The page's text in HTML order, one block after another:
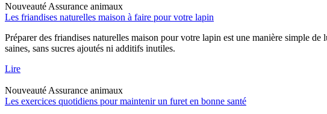
Nouveauté Assurance animaux
Les friandises naturelles maison à faire pour votre lapin
Préparer des friandises naturelles maison pour votre lapin est une manière simple
saines, sans sucres ajoutés ni additifs inutiles.
Lire
Nouveauté Assurance animaux
Les exercices quotidiens pour maintenir un furet en bonne santé